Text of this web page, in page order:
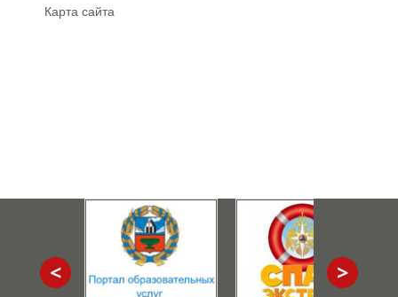
Карта сайта
< >